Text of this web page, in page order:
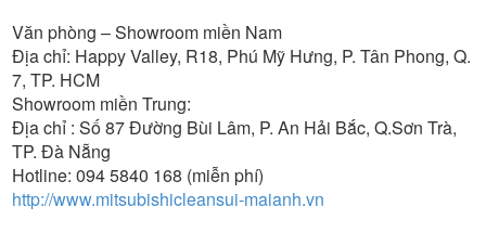
Văn phòng – Showroom miền Nam
Địa chỉ: Happy Valley, R18, Phú Mỹ Hưng, P. Tân Phong, Q.
7, TP. HCM
Showroom miền Trung:
Địa chỉ : Số 87 Đường Bùi Lâm, P. An Hải Bắc, Q.Sơn Trà,
TP. Đà Nẵng
Hotline: 094 5840 168 (miễn phí)
http://www.mitsubishicleansui-maianh.vn